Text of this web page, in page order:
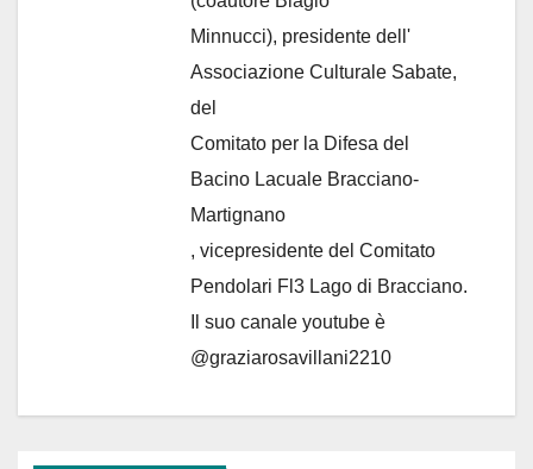
Minnucci), presidente dell'
Associazione Culturale Sabate,
del
Comitato per la Difesa del
Bacino Lacuale Bracciano-
Martignano
, vicepresidente del Comitato
Pendolari Fl3 Lago di Bracciano.
Il suo canale youtube è
@graziarosavillani2210